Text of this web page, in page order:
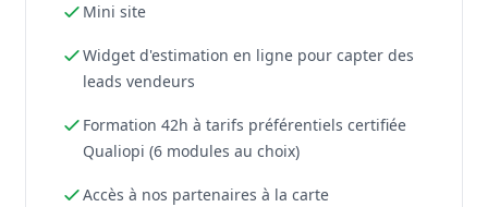
Mini site
Widget d'estimation en ligne pour capter des
leads vendeurs
Formation 42h à tarifs préférentiels certifiée
Qualiopi (6 modules au choix)
Accès à nos partenaires à la carte